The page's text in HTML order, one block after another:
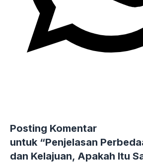
Posting Komentar
untuk “Penjelasan
dan Kelajuan, Apakah Itu